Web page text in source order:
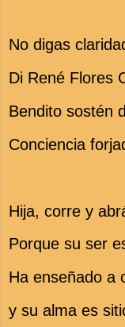
No digas
Di René Flores
Bendito sostén
Conciencia
Hija, corre y
Porque su ser
Ha enseñado a
y su alma es